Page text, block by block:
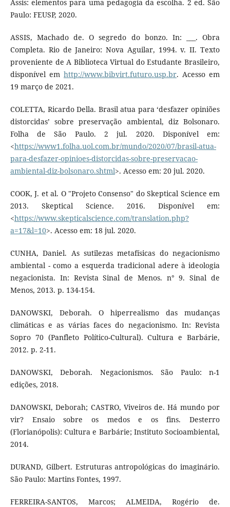
Assis: elementos para uma pedagogia da escolha. 2 ed. São
Paulo: FEUSP, 2020.
ASSIS, Machado de. O segredo do bonzo. In: ___. Obra
Completa. Rio de Janeiro: Nova Aguilar, 1994. v. II. Texto
proveniente de A Biblioteca Virtual do Estudante Brasileiro,
disponível em http://www.bibvirt.futuro.usp.br. Acesso em
19 março de 2021.
COLETTA, Ricardo Della. Brasil atua para ‘desfazer opiniões
distorcidas’ sobre preservação ambiental, diz Bolsonaro.
Folha de São Paulo. 2 jul. 2020. Disponível em:
<https://www1.folha.uol.com.br/mundo/2020/07/brasil-atua-
para-desfazer-opinioes-distorcidas-sobre-preservacao-
ambiental-diz-bolsonaro.shtml>. Acesso em: 20 jul. 2020.
COOK, J. et al. O "Projeto Consenso" do Skeptical Science em
2013. Skeptical Science. 2016. Disponível em:
<https://www.skepticalscience.com/translation.php?
a=17&l=10>. Acesso em: 18 jul. 2020.
CUNHA, Daniel. As sutilezas metafísicas do negacionismo
ambiental - como a esquerda tradicional adere à ideologia
negacionista. In: Revista Sinal de Menos. n° 9. Sinal de
Menos, 2013. p. 134-154.
DANOWSKI, Deborah. O hiperrealismo das mudanças
climáticas e as várias faces do negacionismo. In: Revista
Sopro 70 (Panfleto Político-Cultural). Cultura e Barbárie,
2012. p. 2-11.
DANOWSKI, Deborah. Negacionismos. São Paulo: n-1
edições, 2018.
DANOWSKI, Deborah; CASTRO, Viveiros de. Há mundo por
vir? Ensaio sobre os medos e os fins. Desterro
(Florianópolis): Cultura e Barbárie; Instituto Socioambiental,
2014.
DURAND, Gilbert. Estruturas antropológicas do imaginário.
São Paulo: Martins Fontes, 1997.
FERREIRA-SANTOS, Marcos; ALMEIDA, Rogério de.